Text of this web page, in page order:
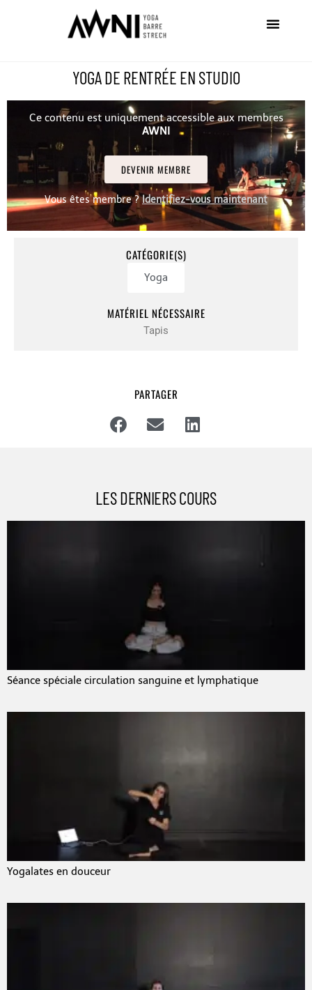
YOGA DE RENTRÉE EN STUDIO
Ce contenu est uniquement accessible aux membres
AWNI
DEVENIR MEMBRE
Vous êtes membre ?Identifiez-vous maintenant
CATÉGORIE(S)
Yoga
MATÉRIEL NÉCESSAIRE
Tapis
PARTAGER
LES DERNIERS COURS
Séance spéciale circulation sanguine et lymphatique
Yogalates en douceur